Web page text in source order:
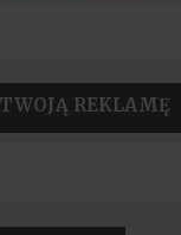
REKLAMĘ